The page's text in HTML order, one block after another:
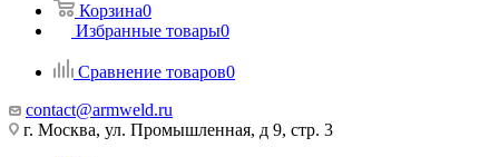
Корзина0
Избранные товары0
Сравнение товаров0
contact@armweld.ru
г. Москва, ул. Промышленная, д 9, стр. 3